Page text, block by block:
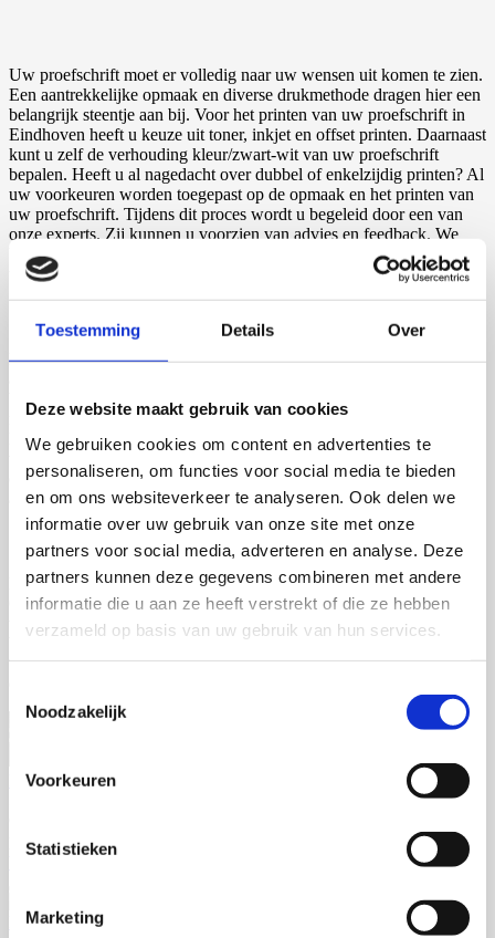
Toestemming Details Over
Deze website maakt gebruik van cookies
We gebruiken cookies om content en advertenties te
personaliseren, om functies voor social media te bieden
en om ons websiteverkeer te analyseren. Ook delen we
informatie over uw gebruik van onze site met onze
partners voor social media, adverteren en analyse. Deze
partners kunnen deze gegevens combineren met andere
informatie die u aan ze heeft verstrekt of die ze hebben
verzameld op basis van uw gebruik van hun services.
Noodzakelijk
Voorkeuren
Statistieken
Marketing
Uw proefschrift moet er volledig naar uw wensen uit komen te zien.
Een aantrekkelijke opmaak en diverse drukmethode dragen hier een
belangrijk steentje aan bij. Voor het printen van uw proefschrift in
Eindhoven heeft u keuze uit toner, inkjet en offset printen. Daarnaast
kunt u zelf de verhouding kleur/zwart-wit van uw proefschrift
bepalen. Heeft u al nagedacht over dubbel of enkelzijdig printen? Al
uw voorkeuren worden toegepast op de opmaak en het printen van
uw proefschrift. Tijdens dit proces wordt u begeleid door een van
onze experts. Zij kunnen u voorzien van advies en feedback. We
beschikken over de juiste kennis om uw proefschrift TU Eindhoven
te printen.
Het is van belang om bij uw beoordelaars een goede eerste indruk
belangrijk onderdeel. Uw esthetische keuzes geven uw beoordelaars
namelijk een positieve indruk over de zorgvuldigheid van uw werk.
Door middel van een aantrekkelijke omslag en de gehele opmaak
van uw proefschrift staat u dus al een punt voor. De grafische
ontwerpers van ProefschriftMaken staan voor u klaar om een
aantrekkelijke omslag te ontwerpen.
Heeft u nog vragen over uw proefschrift laten printen in Eindhoven?
Of wilt u meer weten over ProefschriftMaken zelf? Dan kunt u
vrijblijvend contact met ons opnemen. U kunt ons telefonisch
+3130 200 61 89
. Stuurt u liever een e-mail? Dan kunt
u een e-mail sturen naarinfo@proefschriftmaken.nl. Wij staan klaar
Proefschrift Maken Eindhoven
powered by
Karol Ješko